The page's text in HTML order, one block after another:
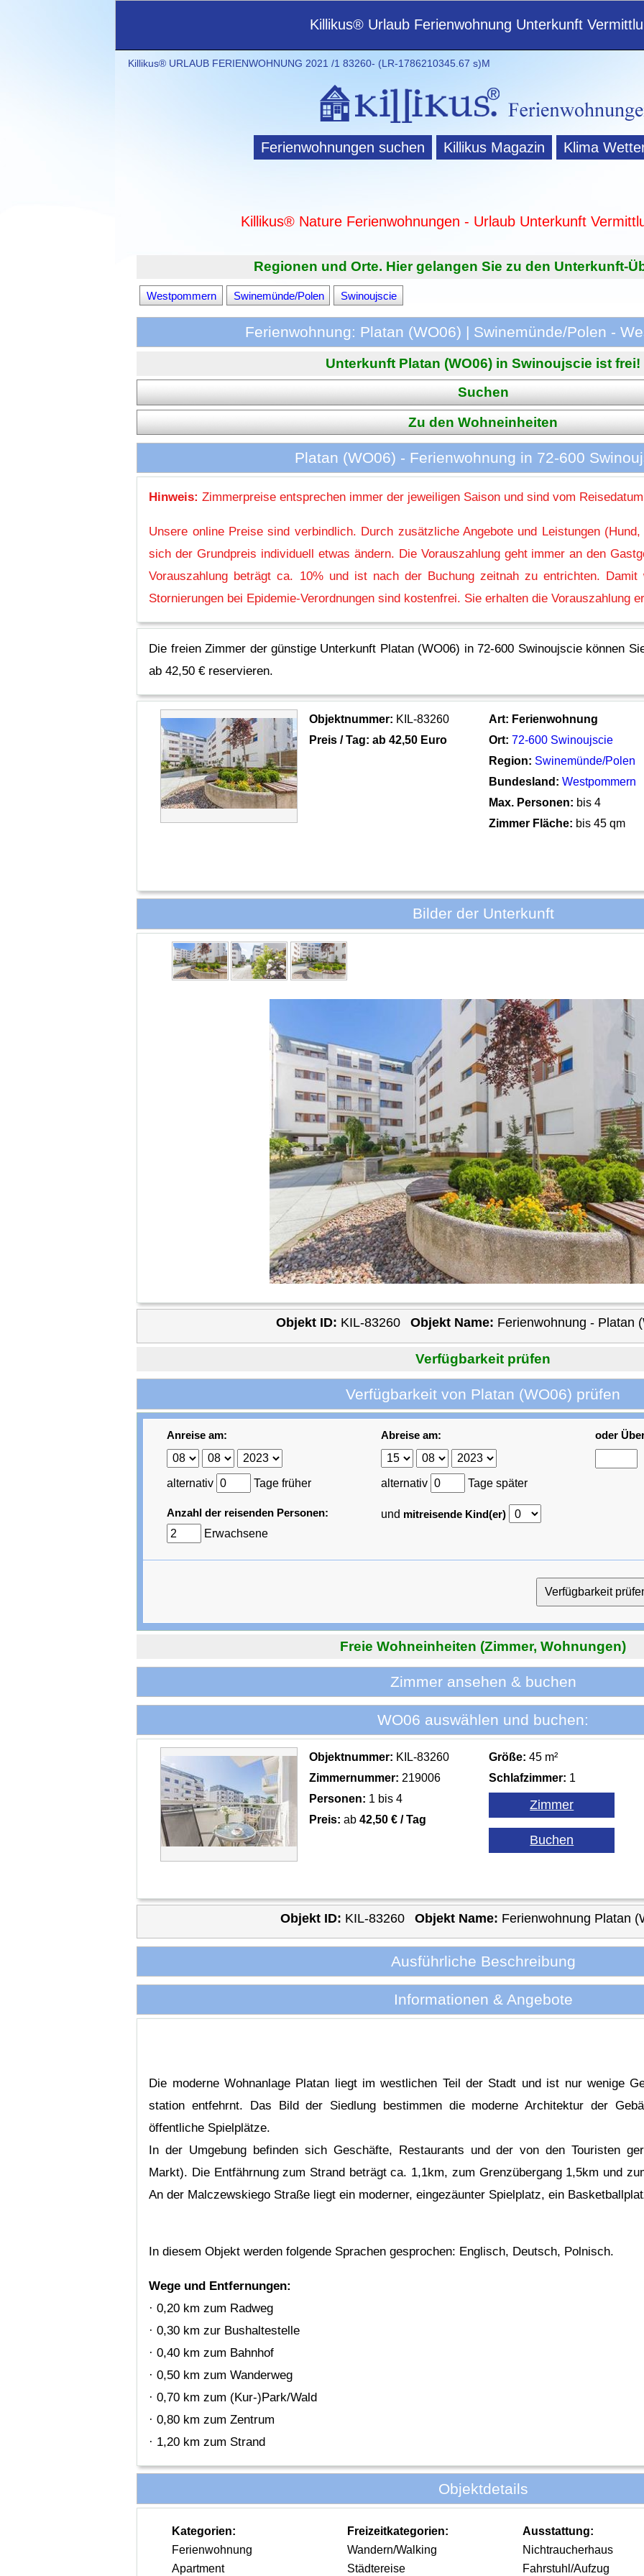
Killikus® Urlaub Ferienwohnung Unterkunft
Killikus® URLAUB FERIENWOHNUNG 2021 /1 83260- (LR-1786210345.67 s)M
Ferienwohnungen suchen Killikus Magazin Klima
Killikus® Nature Ferienwohnungen - Urlaub Unterkunft
Regionen und Orte. Hier gelangen Sie zu den Unterkunft-
Westpommern Swinemünde/Polen Swinoujscie
Ferienwohnung: Platan (WO06) | Swinemünde/Polen -
Unterkunft Platan (WO06) in Swinoujscie ist frei!
Suchen
Zu den Wohneinheiten
Platan (WO06) - Ferienwohnung in 72-600
Hinweis: Zimmerpreise entsprechen immer der jeweiligen Saison und sind vom
Unsere online Preise sind verbindlich. Durch zusätzliche Angebote und Leistungen
sich der Grundpreis individuell etwas ändern. Die Vorauszahlung geht immer an den
Vorauszahlung beträgt ca. 10% und ist nach der Buchung zeitnah zu entrichten.
Stornierungen bei Epidemie-Verordnungen sind kostenfrei. Sie erhalten die Vorauszahlung
Die freien Zimmer der günstige Unterkunft Platan (WO06) in 72-600 Swinoujscie können
ab 42,50 € reservieren.
Objektnummer: KIL-83260
Preis / Tag: ab 42,50 Euro
Art: Ferienwohnung
Ort: 72-600 Swinoujscie
Region: Swinemünde/Polen
Bundesland: Westpommern
Max. Personen: bis 4
Zimmer Fläche: bis 45 qm
Bilder der Unterkunft
Objekt ID: KIL-83260 Objekt Name: Ferienwohnung - Platan
Verfügbarkeit prüfen
Verfügbarkeit von Platan (WO06) prüfen
Anreise am:
alternativ Tage früher
Abreise am:
alternativ Tage später
oder
Anzahl der reisenden Personen:
Erwachsene
und mitreisende Kind(er)
Freie Wohneinheiten (Zimmer, Wohnungen)
Zimmer ansehen & buchen
WO06 auswählen und buchen:
Objektnummer: KIL-83260
Zimmernummer: 219006
Personen: 1 bis 4
Preis: ab42,50 € / Tag
Größe: 45 m²
Schlafzimmer: 1
Objekt ID: KIL-83260 Objekt Name: Ferienwohnung Platan
Ausführliche Beschreibung
Informationen & Angebote
Die moderne Wohnanlage Platan liegt im westlichen Teil der Stadt und ist nur wenige
station entfehrnt. Das Bild der Siedlung bestimmen die moderne Architektur der
öffentliche Spielplätze.
In der Umgebung befinden sich Geschäfte, Restaurants und der von den Touristen
Markt). Die Entfährnung zum Strand beträgt ca. 1,1km, zum Grenzübergang 1,5km und
An der Malczewskiego Straße liegt ein moderner, eingezäunter Spielplatz, ein
In diesem Objekt werden folgende Sprachen gesprochen: Englisch, Deutsch, Polnisch.
Wege und Entfernungen:
· 0,20 km zum Radweg
· 0,30 km zur Bushaltestelle
· 0,40 km zum Bahnhof
· 0,50 km zum Wanderweg
· 0,70 km zum (Kur-)Park/Wald
· 0,80 km zum Zentrum
· 1,20 km zum Strand
Objektdetails
Kategorien:
Ferienwohnung
Apartment
Freizeitkategorien:
Wandern/Walking
Städtereise
Ausstattung:
Nichtraucherhaus
Fahrstuhl/Aufzug